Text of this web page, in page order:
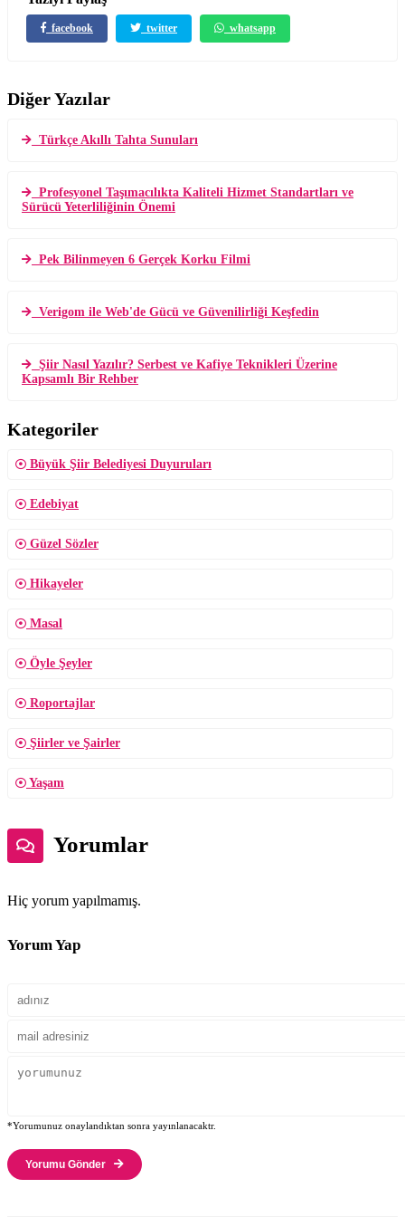
facebook twitter whatsapp
Diğer Yazılar
Türkçe Akıllı Tahta Sunuları
Profesyonel Taşımacılıkta Kaliteli Hizmet Standartları ve
Sürücü Yeterliliğinin Önemi
Pek Bilinmeyen 6 Gerçek Korku Filmi
Verigom ile Web'de Gücü ve Güvenilirliği Keşfedin
Şiir Nasıl Yazılır? Serbest ve Kafiye Teknikleri Üzerine
Kapsamlı Bir Rehber
Kategoriler
Büyük Şiir Belediyesi Duyuruları
Edebiyat
Güzel Sözler
Hikayeler
Masal
Öyle Şeyler
Roportajlar
Şiirler ve Şairler
Yaşam
Yorumlar
Hiç yorum yapılmamış.
Yorum Yap
*Yorumunuz onaylandıktan sonra yayınlanacaktr.
Yorumu Gönder